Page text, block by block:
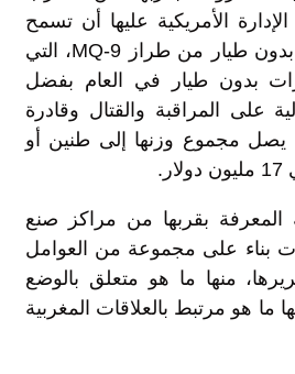
الأمريكية عليها أن تسمح
للمغرب باقتناء طائرات بدون طيار من طراز MQ-9، التي
بدون طيار في العام بفضل
على المراقبة والقتال وقادرة
مجموع وزنها إلى طنين أو
المعرفة بقربها من مراكز صنع
بناء على مجموعة من العوامل
منها ما هو متعلق بالوضع
ما هو مرتبط بالعلاقات المغربية